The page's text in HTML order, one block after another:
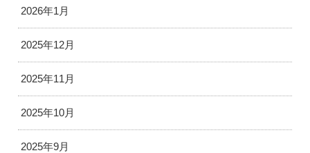
2026年1月
2025年12月
2025年11月
2025年10月
2025年9月